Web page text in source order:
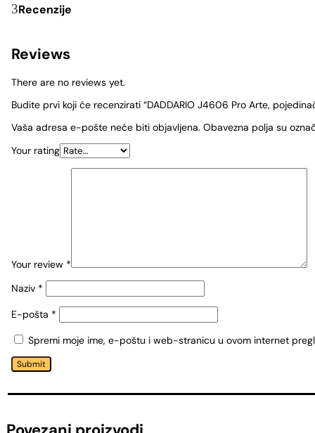
Recenzije
Reviews
There are no reviews yet.
Budite prvi koji će recenzirati “DADDARIO J4606 Pro Arte,
Vaša adresa e-pošte neće biti objavljena. Obavezna polja su
Your rating
Your review *
Naziv *
E-pošta *
Spremi moje ime, e-poštu i web-stranicu u ovom internet
Submit